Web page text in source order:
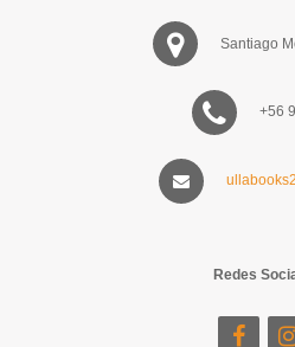
Santiago
+56
Redes